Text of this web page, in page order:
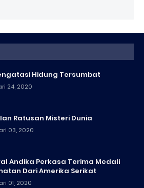
Hidung Tersumbat
24, 2020
Ratusan Misteri Dunia
03, 2020
Andika Perkasa Terima Medali
Dari Amerika Serikat
01, 2020